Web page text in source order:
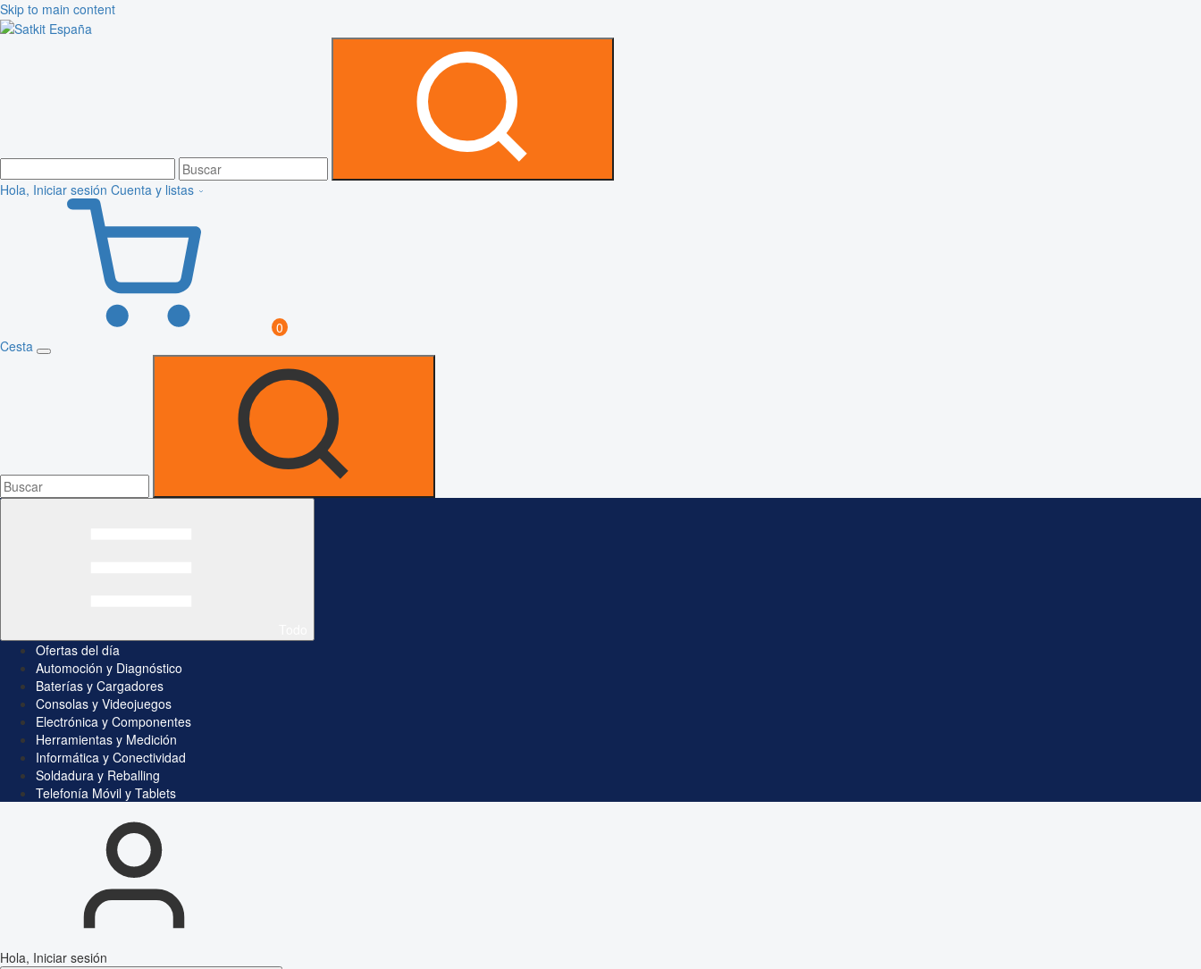
Skip to main content
Hola, Iniciar sesión Cuenta y listas
0
Cesta
Ofertas del día
Automoción y Diagnóstico
Baterías y Cargadores
Consolas y Videojuegos
Electrónica y Componentes
Herramientas y Medición
Informática y Conectividad
Soldadura y Reballing
Telefonía Móvil y Tablets
Hola, Iniciar sesión